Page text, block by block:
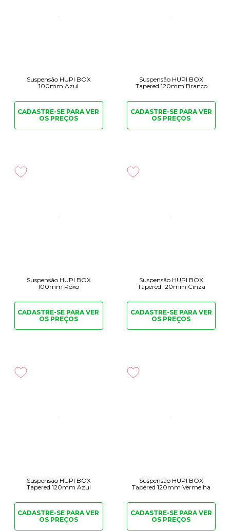
Suspensão HUPI BOX
100mm Azul
CADASTRE-SE PARA VER
OS PREÇOS
Suspensão HUPI BOX
Tapered 120mm Branco
CADASTRE-SE PARAVER
OS PREÇOS
Suspensão HUPI BOX
100mm Roxo
CADASTRE-SE PARA VER
OS PREÇOS
Suspensão HUPI BOX
Tapered 120mm Cinza
CADASTRE-SE PARAVER
OS PREÇOS
Suspensão HUPI BOX
Tapered 120mm Azul
CADASTRE-SE PARA VER
OS PREÇOS
Suspensão HUPI BOX
Tapered 120mm Vermelha
CADASTRE-SE PARAVER
OS PREÇOS